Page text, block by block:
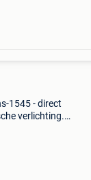
1545 - direct
verlichting.